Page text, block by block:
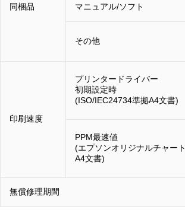
同梱品
マニュアル/ソフト
その他
印刷速度
プリンタードライバー
初期設定時
(ISO/IEC24734準拠A4文書)
PPM最速値
(エプソンオリジナルチャート
A4文書)
無償修理期間